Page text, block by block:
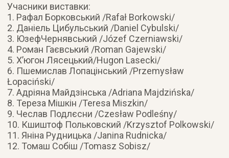
Учасники виставки:
1. Рафал Борковський /Rafał Borkowski/
2. Даніель Цибульський /Daniel Cybulski/
3. ЮзефЧернявський /Józef Czerniawski/
4. Роман Гаєвський /Roman Gajewski/
5. Х’югон Лясецький/Hugon Lasecki/
6. Пшемислав Лопацінський /Przemysław
Łopaciński/
7. Адріяна Майдзінська /Adriana Majdzińska/
8. Тереза Мішкін /Teresa Miszkin/
9. Чеслав Подлєсни /Czesław Podleśny/
10. Кшиштоф Польковский /Krzysztof Polkowski/
11. Яніна Рудницька /Janina Rudnicka/
12. Томаш Собіш /Tomasz Sobisz/